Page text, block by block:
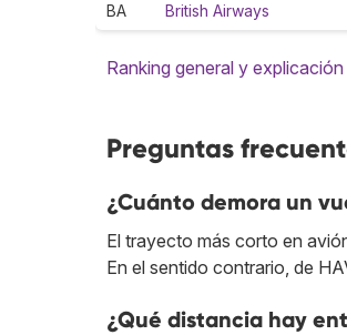
BA British Airways
Ranking general y explicación
Preguntas
¿Cuánto demora un
El trayecto más corto en
En el sentido contrario, de
¿Qué distancia hay